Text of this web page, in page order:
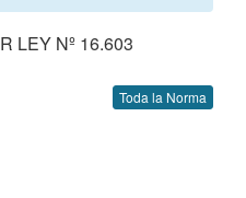
LEY Nº 16.603
Toda la Norma